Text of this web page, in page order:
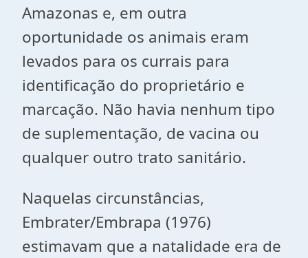
Amazonas e, em outra
oportunidade os animais eram
levados para os currais para
identificação do proprietário e
marcação. Não havia nenhum tipo
de suplementação, de vacina ou
qualquer outro trato sanitário.
Naquelas circunstâncias,
Embrater/Embrapa (1976)
estimavam que a natalidade era de